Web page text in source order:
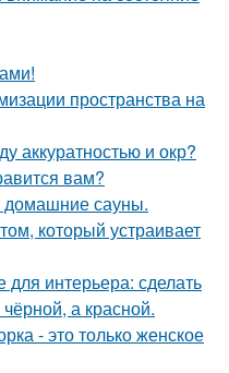
пространства на
аккуратностью и окр?
вам?
домашние сауны.
который устраивает
интерьера: сделать
а красной.
- это только женское